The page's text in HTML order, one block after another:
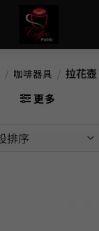
/ 咖啡器具 / 拉花壺
更多